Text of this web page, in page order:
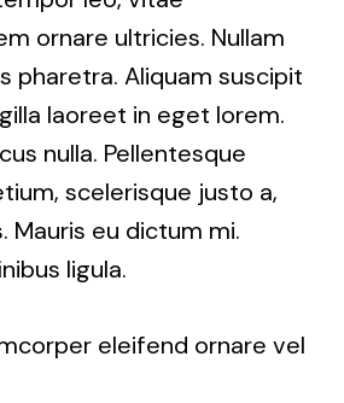
ornare ultricies. Nullam
pharetra. Aliquam suscipit
laoreet in eget lorem.
nulla. Pellentesque
scelerisque justo a,
Mauris eu dictum mi.
ligula.
eleifend ornare vel